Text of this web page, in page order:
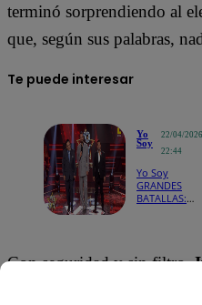
terminó sorprendiendo al
que, según sus palabras,
Te puede interesar
Yo
Soy
22/04/2026
22:44
Yo Soy
GRANDES
BATALLAS:
fuera a
Con seguridad y sin filtro,